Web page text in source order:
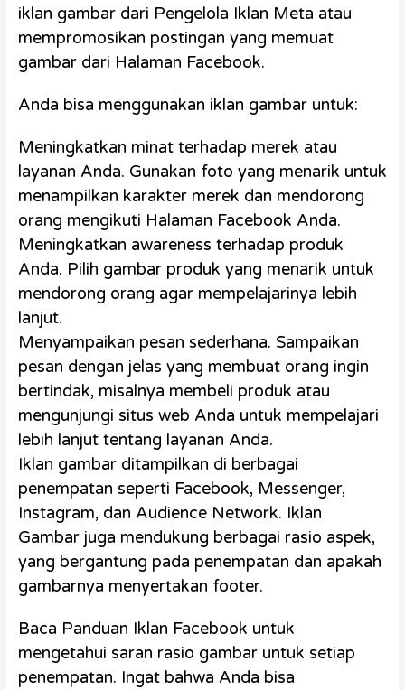
iklan gambar dari Pengelola Iklan Meta atau
mempromosikan postingan yang memuat
gambar dari Halaman Facebook.
Anda bisa menggunakan iklan gambar untuk:
Meningkatkan minat terhadap merek atau
layanan Anda. Gunakan foto yang menarik untuk
menampilkan karakter merek dan mendorong
orang mengikuti Halaman Facebook Anda.
Meningkatkan awareness terhadap produk
Anda. Pilih gambar produk yang menarik untuk
mendorong orang agar mempelajarinya lebih
lanjut.
Menyampaikan pesan sederhana. Sampaikan
pesan dengan jelas yang membuat orang ingin
bertindak, misalnya membeli produk atau
mengunjungi situs web Anda untuk mempelajari
lebih lanjut tentang layanan Anda.
Iklan gambar ditampilkan di berbagai
penempatan seperti Facebook, Messenger,
Instagram, dan Audience Network. Iklan
Gambar juga mendukung berbagai rasio aspek,
yang bergantung pada penempatan dan apakah
gambarnya menyertakan footer.
Baca Panduan Iklan Facebook untuk
mengetahui saran rasio gambar untuk setiap
penempatan. Ingat bahwa Anda bisa